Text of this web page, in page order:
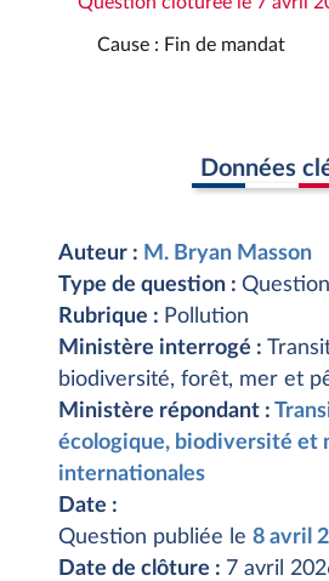
Cause : Fin de mandat
Données
Auteur : M. Bryan Masson
Type de question :
Rubrique : Pollution
Ministère interrogé :
biodiversité, forêt, mer et
Ministère répondant :
écologique, biodiversité et
internationales
Date :
Question publiée le 8 avril
Date de clôture : 7 avril